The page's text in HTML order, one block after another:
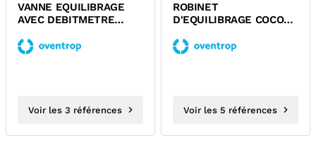
VANNE EQUILIBRAGE
AVEC DEBITMETRE
OVENTROP
Voir les 3 références
ROBINET
D'EQUILIBRAGE COCON
OVENTROP
Voir les 5 références